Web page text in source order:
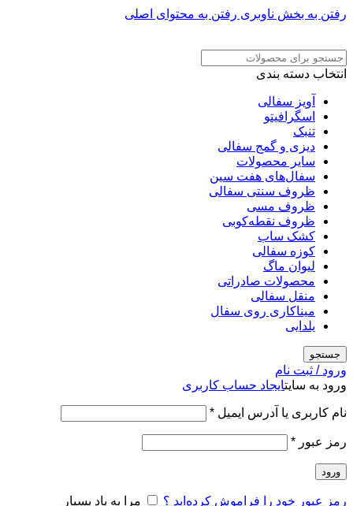
رفتن به بخش ناوبری رفتن به محتوای اصلی
انتخاب دسته بندی
آویز سفالی
اسگرافیتو
تنبک
دیزی و گمج سفالی
سایر محصولات
سفال‌های هفت‌ سین
ظروف سنتی سفالی
ظروف مسی
ظروف نقطه‌کوبی
کشک ساب
کوزه سفالی
لیوان ماگ
محصولات صادراتی
منقل سفالی
میناکاری روی سفال
یلدایی
جستجو
ورود / ثبت نام
ورود به سایتایجاد حساب کاربری
نام کاربری یا آدرس ایمیل *الزامی
رمز عبور *الزامی
ورود
رمز عبور خود را فراموش کرده‌اید ؟ مرا به یاد بسپار